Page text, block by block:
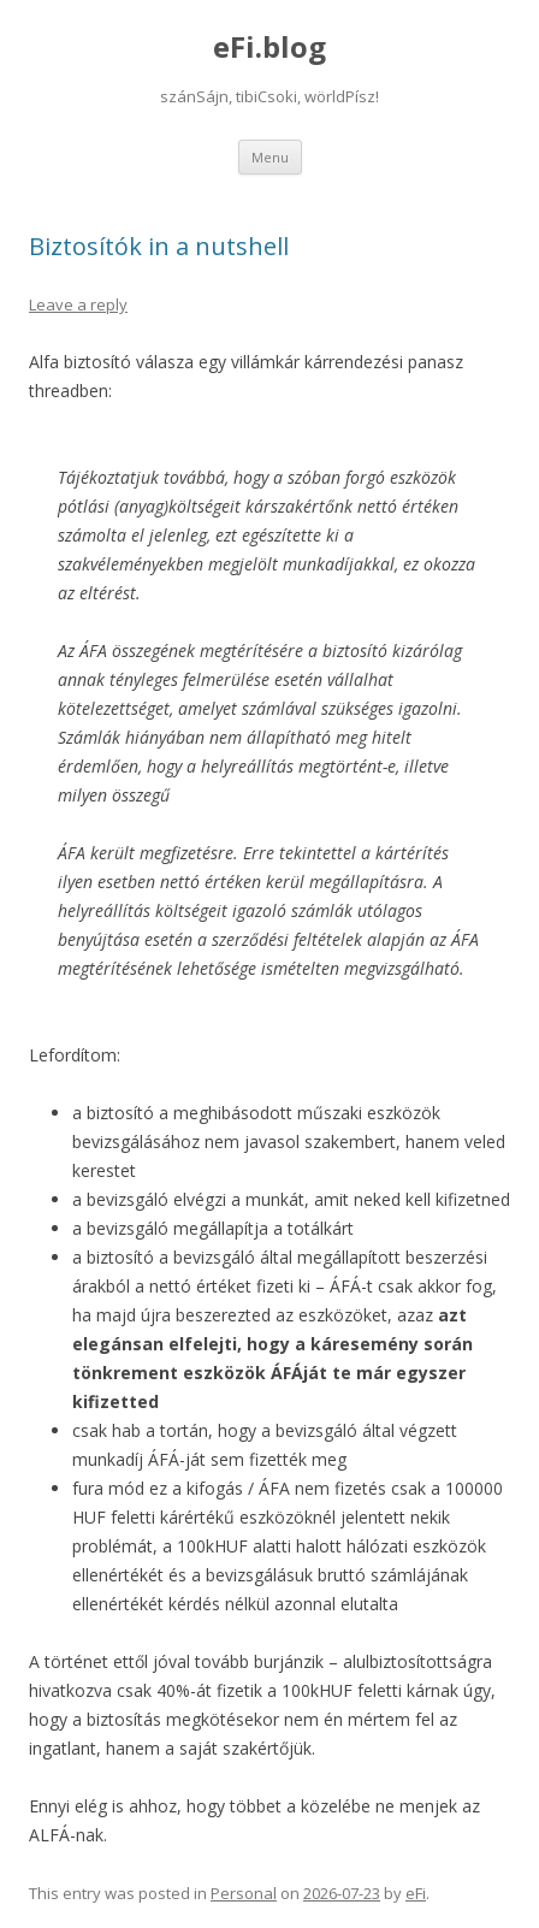
eFi.blog
szánSájn, tibiCsoki, wörldPísz!
Menu Skip
content
Biztosítók in a nutshell
Leave a reply
Alfa biztosító válasza egy villámkár kárrendezési panasz
threadben:
Tájékoztatjuk továbbá, hogy a szóban forgó eszközök
pótlási (anyag)költségeit kárszakértőnk nettó értéken
számolta el jelenleg, ezt egészítette ki a
szakvéleményekben megjelölt munkadíjakkal, ez okozza
az eltérést.
Az ÁFA összegének megtérítésére a biztosító kizárólag
annak tényleges felmerülése esetén vállalhat
kötelezettséget, amelyet számlával szükséges igazolni.
Számlák hiányában nem állapítható meg hitelt
érdemlően, hogy a helyreállítás megtörtént-e, illetve
milyen összegű
ÁFA került megfizetésre. Erre tekintettel a kártérítés
ilyen esetben nettó értéken kerül megállapításra. A
helyreállítás költségeit igazoló számlák utólagos
benyújtása esetén a szerződési feltételek alapján az ÁFA
megtérítésének lehetősége ismételten megvizsgálható.
Lefordítom:
a biztosító a meghibásodott műszaki eszközök
bevizsgálásához nem javasol szakembert, hanem veled
kerestet
a bevizsgáló elvégzi a munkát, amit neked kell kifizetned
a bevizsgáló megállapítja a totálkárt
a biztosító a bevizsgáló által megállapított beszerzési
árakból a nettó értéket fizeti ki – ÁFÁ-t csak akkor fog,
ha majd újra beszerezted az eszközöket, azaz azt
elegánsan elfelejti, hogy a káresemény során
tönkrement eszközök ÁFÁját te már egyszer
kifizetted
csak hab a tortán, hogy a bevizsgáló által végzett
munkadíj ÁFÁ-ját sem fizették meg
fura mód ez a kifogás / ÁFA nem fizetés csak a 100000
HUF feletti kárértékű eszközöknél jelentett nekik
problémát, a 100kHUF alatti halott hálózati eszközök
ellenértékét és a bevizsgálásuk bruttó számlájának
ellenértékét kérdés nélkül azonnal elutalta
A történet ettől jóval tovább burjánzik – alulbiztosítottságra
hivatkozva csak 40%-át fizetik a 100kHUF feletti kárnak úgy,
hogy a biztosítás megkötésekor nem én mértem fel az
ingatlant, hanem a saját szakértőjük.
Ennyi elég is ahhoz, hogy többet a közelébe ne menjek az
ALFÁ-nak.
This entry was posted in Personal on 2026-07-23 by eFi.